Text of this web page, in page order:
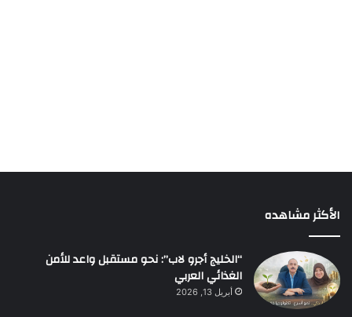
الأكثر مشاهده
“الخليج أجرو لاب”: نحو مستقبل واعد للأمن
الغذائي العربي
أبريل 13, 2026